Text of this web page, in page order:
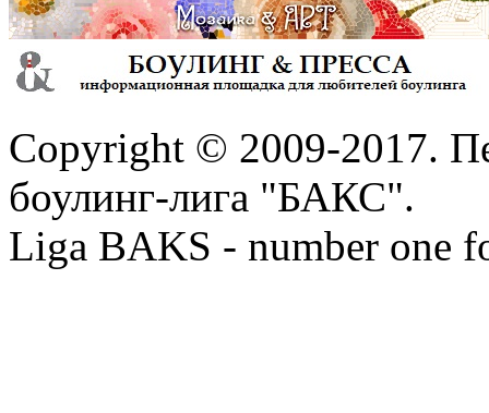
Copyright © 2009-2017.
боулинг-лига "БАКС".
Liga BAKS - number one